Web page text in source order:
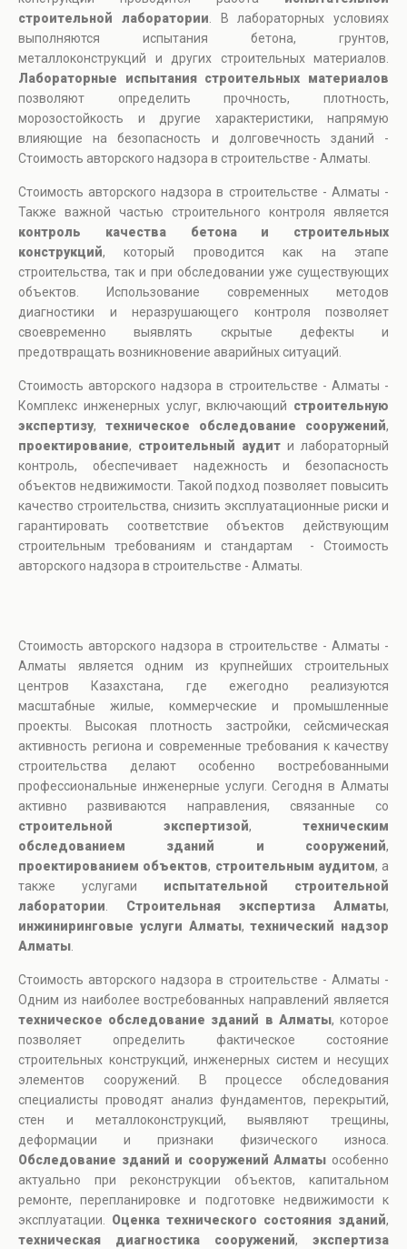
строительной лаборатории . В лабораторных условиях
выполняются испытания бетона, грунтов,
металлоконструкций и других строительных материалов.
Лабораторные испытания строительных материалов
позволяют определить прочность, плотность,
морозостойкость и другие характеристики, напрямую
влияющие на безопасность и долговечность зданий -
Стоимость авторского надзора в строительстве - Алматы.
Стоимость авторского надзора в строительстве - Алматы -
Также важной частью строительного контроля является
контроль качества бетона и строительных
конструкций, который проводится как на этапе
строительства, так и при обследовании уже существующих
объектов. Использование современных методов
диагностики и неразрушающего контроля позволяет
своевременно выявлять скрытые дефекты и
предотвращать возникновение аварийных ситуаций.
Стоимость авторского надзора в строительстве - Алматы -
Комплекс инженерных услуг, включающий строительную
экспертизу, техническое обследование сооружений,
проектирование, строительный аудит и лабораторный
контроль, обеспечивает надежность и безопасность
объектов недвижимости. Такой подход позволяет повысить
качество строительства, снизить эксплуатационные риски и
гарантировать соответствие объектов действующим
строительным требованиям и стандартам - Стоимость
авторского надзора в строительстве - Алматы.
Стоимость авторского надзора в строительстве - Алматы -
Алматы является одним из крупнейших строительных
центров Казахстана, где ежегодно реализуются
масштабные жилые, коммерческие и промышленные
проекты. Высокая плотность застройки, сейсмическая
активность региона и современные требования к качеству
строительства делают особенно востребованными
профессиональные инженерные услуги. Сегодня в Алматы
активно развиваются направления, связанные со
строительной экспертизой, техническим
обследованием зданий и сооружений,
проектированием объектов, строительным аудитом, а
также услугами испытательной строительной
лаборатории
Строительная экспертиза Алматы,
инжиниринговые услуги Алматы,технический надзор
Алматы
Стоимость авторского надзора в строительстве - Алматы -
Одним из наиболее востребованных направлений является
техническое обследование зданий в Алматы, которое
позволяет определить фактическое состояние
строительных конструкций, инженерных систем и несущих
элементов сооружений. В процессе обследования
специалисты проводят анализ фундаментов, перекрытий,
стен и металлоконструкций, выявляют трещины,
деформации и признаки физического износа.
Обследование зданий и сооружений Алматы особенно
актуально при реконструкции объектов, капитальном
ремонте, перепланировке и подготовке недвижимости к
эксплуатации. Оценка технического состояния зданий,
техническая диагностика сооружений, экспертиза